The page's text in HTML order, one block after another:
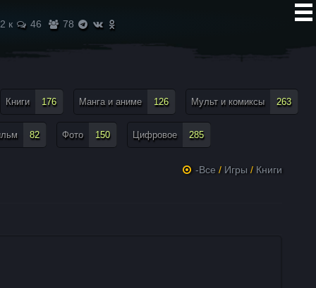
2 к 46 78
Книги 176 Манга и аниме 126 Мульт и комиксы 263
82 Фото 150 Цифровое 285
-Все / Игры / Книги